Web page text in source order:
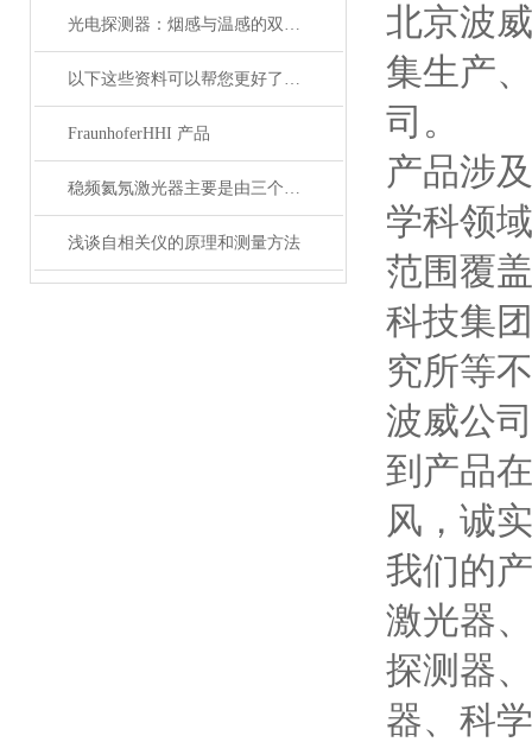
光电探测器：烟感与温感的双重角色
以下这些资料可以帮您更好了解偏振分析仪
FraunhoferHHI 产品
稳频氦氖激光器主要是由三个部分组成
浅谈自相关仪的原理和测量方法
北京波
集生产
司。
产品涉
学科领
范围覆
科技集
究所等
波威公
到产品
风，诚
我们的
激光器
探测器
器、科